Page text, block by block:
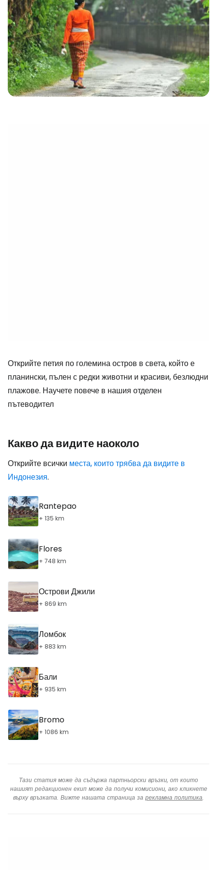
Открийте петия по големина остров в света, който е
планински, пълен с редки животни и красиви, безлюдни
плажове. Научете повече в нашия отделен
пътеводител
Какво да видите наоколо
Открийте всички места, които трябва да видите в
Индонезия.
Rantepao
+ 135 km
Flores
+ 748 km
Острови Джили
+ 869 km
Ломбок
+ 883 km
Бали
+ 935 km
Bromo
+ 1086 km
Тази статия може да съдържа партньорски връзки, от които
нашият редакционен екип може да получи комисиони, ако кликнете
върху връзката. Вижте нашата страница за рекламна политика.